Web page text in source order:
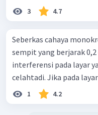
3 4.7
Seberkas cahaya
sempit yang berjarak
interferensi pada layar
celahtadi. Jika pada
1 4.2